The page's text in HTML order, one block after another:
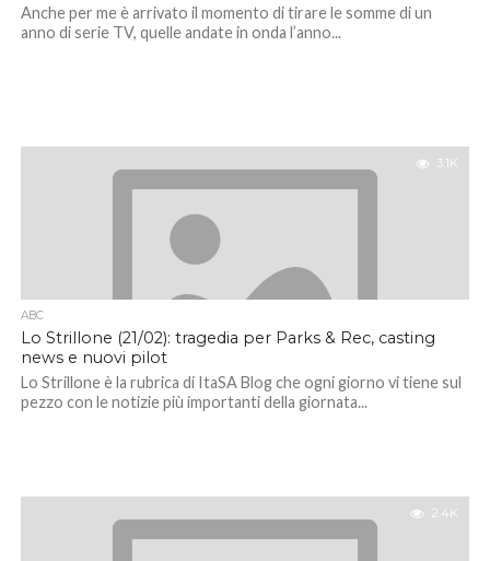
Anche per me è arrivato il momento di tirare le somme di un
anno di serie TV, quelle andate in onda l’anno...
3.1K
ABC
Lo Strillone (21/02): tragedia per Parks & Rec, casting
news e nuovi pilot
Lo Strillone è la rubrica di ItaSA Blog che ogni giorno vi tiene sul
pezzo con le notizie più importanti della giornata...
2.4K